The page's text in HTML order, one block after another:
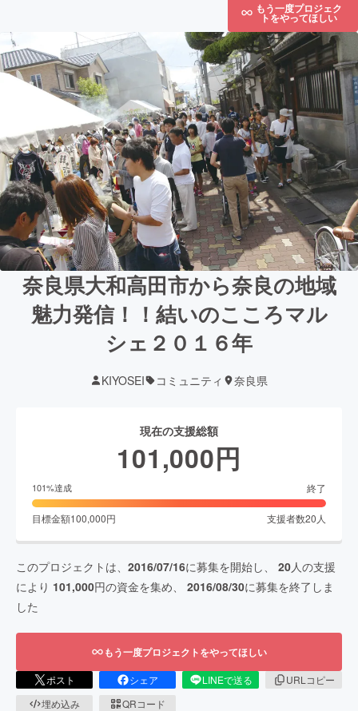
もう一度プロジェク
トをやってほしい
奈良県大和高田市から奈良の地域
魅力発信！！結いのこころマル
シェ２０１６年
KIYOSEI コミュニティ 奈良県
現在の支援総額
101,000円
101%達成 終了
目標金額100,000円 支援者数20 人
このプロジェクトは、 2016/07/16に募集を開始し、 20人の支援
により 101,000円の資金を集め、 2016/08/30に募集を終了しま
した
もう一度プロジェクトをやってほしい
ポスト シェア LINEで送る
URLコピー
埋め込み
QRコード